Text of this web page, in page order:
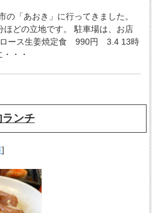
の「あおき」に行ってきました。
ほどの立地です。 駐車場は、お店
ロース生姜焼定食 990円 3.4 13時
・・
ンチ
]